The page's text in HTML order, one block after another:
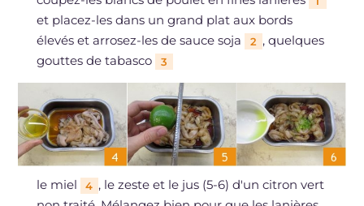
et placez-les dans un grand plat aux bords
élevés et arrosez-les de sauce soja
2 , quelques
gouttes de tabasco
3
le miel 4 , le zeste et le jus (5-6) d'un citron vert